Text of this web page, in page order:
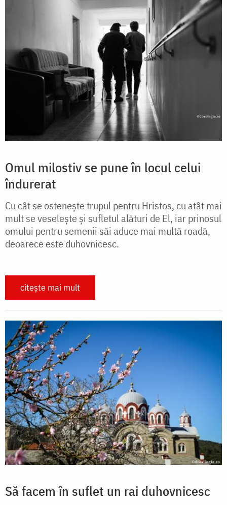
Omul milostiv se pune în locul celui
îndurerat
Cu cât se ostenește trupul pentru Hristos, cu atât mai
mult se veselește și sufletul alături de El, iar prinosul
omului pentru semenii săi aduce mai multă roadă,
deoarece este duhovnicesc.
citește mai mult
Să facem în suflet un rai duhovnicesc